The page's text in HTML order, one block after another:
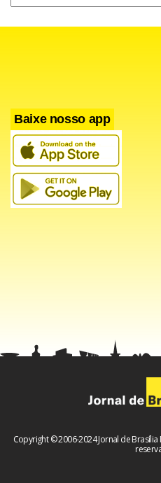
Baixe nosso app
Copyright © 2006-2024 Jornal de